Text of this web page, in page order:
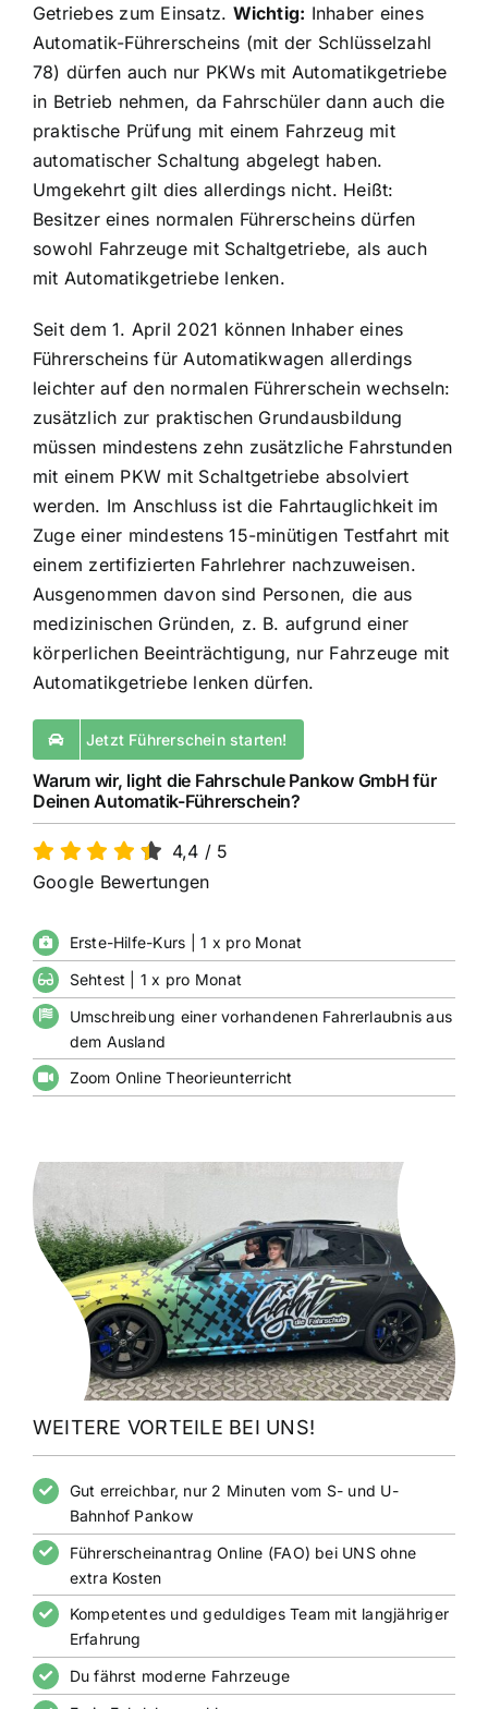
Getriebes zum Einsatz. Wichtig: Inhaber eines
Automatik-Führerscheins (mit der Schlüsselzahl
78) dürfen auch nur PKWs mit Automatikgetriebe
in Betrieb nehmen, da Fahrschüler dann auch die
praktische Prüfung mit einem Fahrzeug mit
automatischer Schaltung abgelegt haben.
Umgekehrt gilt dies allerdings nicht. Heißt:
Besitzer eines normalen Führerscheins dürfen
sowohl Fahrzeuge mit Schaltgetriebe, als auch
mit Automatikgetriebe lenken.
Seit dem 1. April 2021 können Inhaber eines
Führerscheins für Automatikwagen allerdings
leichter auf den normalen Führerschein wechseln:
zusätzlich zur praktischen Grundausbildung
müssen mindestens zehn zusätzliche Fahrstunden
mit einem PKW mit Schaltgetriebe absolviert
werden. Im Anschluss ist die Fahrtauglichkeit im
Zuge einer mindestens 15-minütigen Testfahrt mit
einem zertifizierten Fahrlehrer nachzuweisen.
Ausgenommen davon sind Personen, die aus
medizinischen Gründen, z. B. aufgrund einer
körperlichen Beeinträchtigung, nur Fahrzeuge mit
Automatikgetriebe lenken dürfen.
Jetzt Führerschein starten!
Warum wir, light die Fahrschule Pankow GmbH für
Deinen Automatik-Führerschein?
4,4 / 5
Google Bewertungen
Erste-Hilfe-Kurs | 1 x pro Monat
Sehtest | 1 x pro Monat
Umschreibung einer vorhandenen Fahrerlaubnis aus
dem Ausland
Zoom Online Theorieunterricht
WEITERE VORTEILE BEI UNS!
Gut erreichbar, nur 2 Minuten vom S- und U-
Bahnhof Pankow
Führerscheinantrag Online (FAO) bei UNS ohne
extra Kosten
Kompetentes und geduldiges Team mit langjähriger
Erfahrung
Du fährst moderne Fahrzeuge